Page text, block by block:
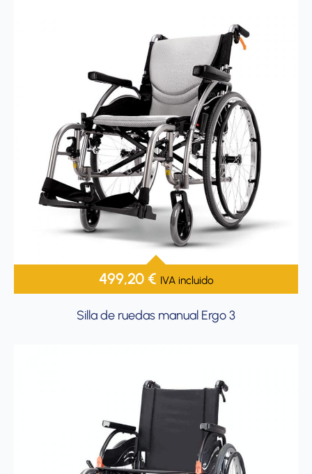
499,20€ IVA incluido
Silla de ruedas manual Ergo 3